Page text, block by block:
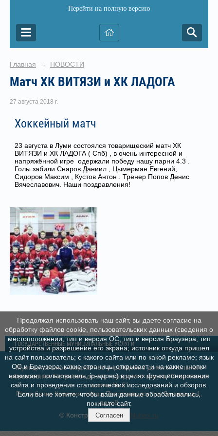
Перейти на полную версию
Главная → НОВОСТИ
Матч ХК ВИТЯЗИ и ХК ЛАДОГА
27 августа 2018 г.
Хоккейный матч
23 августа в Луми состоялся товарищеский матч ХК
ВИТЯЗИ и ХК ЛАДОГА ( Спб) , в очень интересной и
напряжённой игре одержали победу нашу парни 4.3 .
Голы забили Снаров Даниил , Цымерман Евгений,
Сидоров Максим , Кустов Антон . Тренер Попов Денис
Вячеславович. Наши поздравления!
ГОСУДАРСТВЕННЫЕ МУНИЦИПАЛЬНЫЕ УСЛУГИ
Муниципальное бюджетное учреждение дополнительного
образования Петрозаводского городского округа "Спортивная
школа № 6"
Республика Карелия, город Петрозаводск, пр.Ленина, д.1,
пом.8
© Конструктор сайтов Nubex.ru
Продолжая использовать наш сайт, вы даете согласие на
обработку файлов cookie, пользовательских данных (сведения о
местоположении; тип и версия ОС; тип и версия Браузера; тип
устройства и разрешение его экрана; источник откуда пришел
на сайт пользователь; с какого сайта или по какой рекламе; язык
ОС и Браузера; какие страницы открывает и на какие кнопки
нажимает пользователь; ip-адрес) в целях функционирования
сайта и проведения статистических исследований и обзоров.
Если вы не хотите, чтобы ваши данные обрабатывались,
покиньте сайт.
Согласен